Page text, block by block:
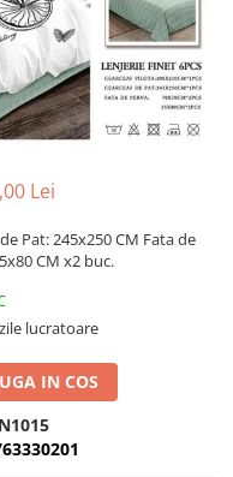
Lei
Pat: 245x250 CM Fata de
CM x2 buc.
lucratoare
IN COS